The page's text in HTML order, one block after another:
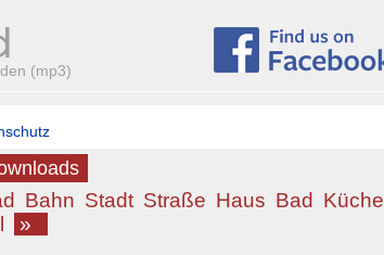
(mp3)
Bahn Stadt Straße Haus Bad Küche
»